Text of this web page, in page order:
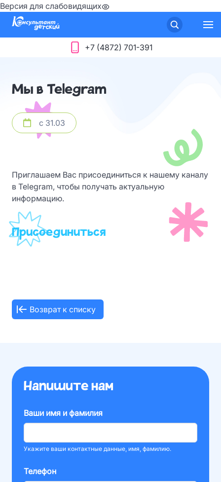
Версия для слабовидящих
+7 (4872) 701-391
Мы в Telegram
с 31.03
Приглашаем Вас присоединиться к нашему каналу
в Telegram, чтобы получать актуальную
информацию.
Присоединиться
Возврат к списку
Напишите нам
Ваши имя и фамилия
Укажите ваши контактные данные, имя, фамилию.
Телефон